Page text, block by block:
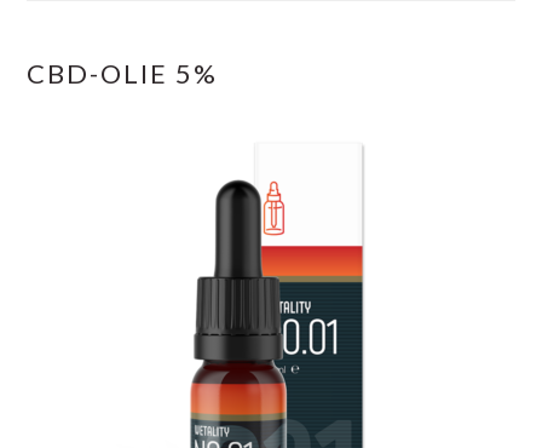
CBD-OLIE 5%